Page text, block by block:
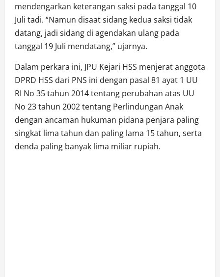
mendengarkan keterangan saksi pada tanggal 10
Juli tadi. “Namun disaat sidang kedua saksi tidak
datang, jadi sidang di agendakan ulang pada
tanggal 19 Juli mendatang,” ujarnya.
Dalam perkara ini, JPU Kejari HSS menjerat anggota
DPRD HSS dari PNS ini dengan pasal 81 ayat 1 UU
RI No 35 tahun 2014 tentang perubahan atas UU
No 23 tahun 2002 tentang Perlindungan Anak
dengan ancaman hukuman pidana penjara paling
singkat lima tahun dan paling lama 15 tahun, serta
denda paling banyak lima miliar rupiah.